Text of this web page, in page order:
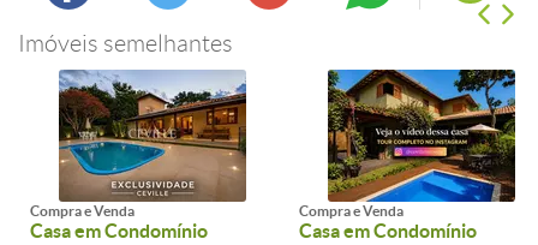
Imóveis semelhantes
Compra e Venda
Casa em Condomínio
Compra e Venda
Casa em Condomínio